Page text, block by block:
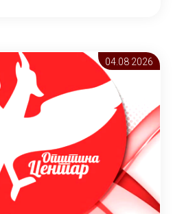
за времетраење од 3
на потпишувањето на
со најповолниот
04.08 2026